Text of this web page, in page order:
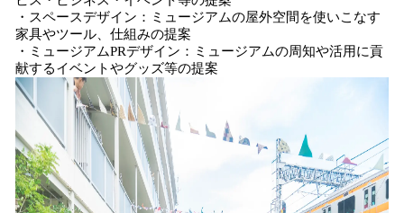
・スペースデザイン：ミュージアムの屋外空間を使いこなす
家具やツール、仕組みの提案
・ミュージアムPRデザイン：ミュージアムの周知や活用に貢
献するイベントやグッズ等の提案